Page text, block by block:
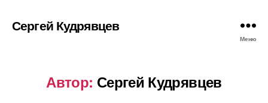
Сергей Кудрявцев
Меню
Автор: Сергей Кудрявцев